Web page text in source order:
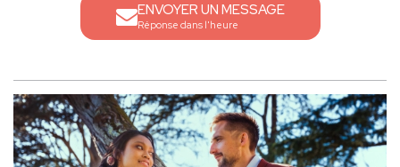
ENVOYER UN MESSAGE
Réponse dans l'heure